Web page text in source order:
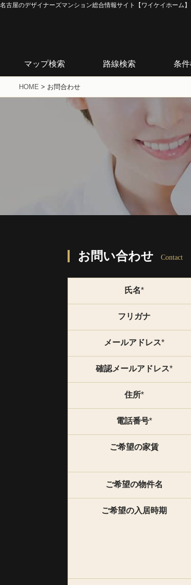
名古屋のデザイナーズマンション総合情報サイト【ワイケイホーム】
マップ検索 路線検索 条
HOME > お問合わせ
お問い合わせ Contact
氏名*
フリガナ
メールアドレス*
確認メールアドレス*
住所*
電話番号*
ご希望の家賃
ご希望の物件名
ご希望の入居時期